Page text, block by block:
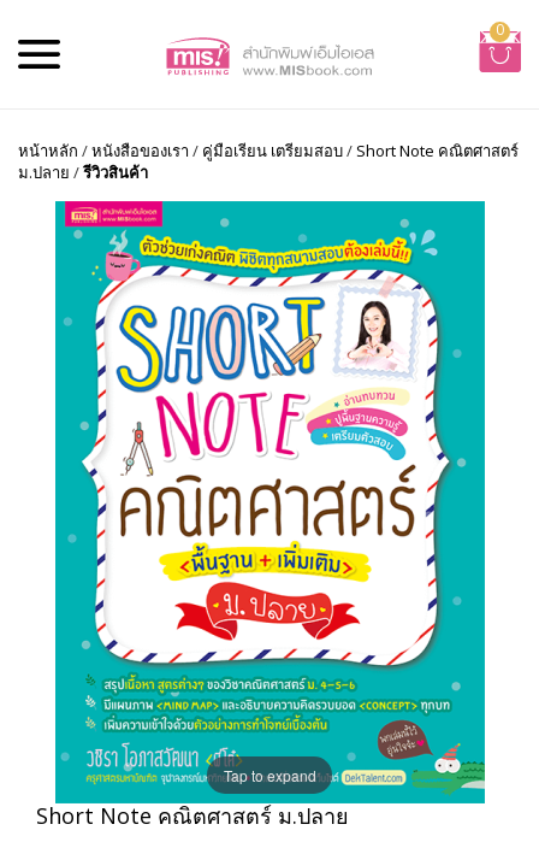
0
หน้าหลัก /หนังสือของเรา / คู่มือเรียน เตรียมสอบ/ Short Note คณิตศาสตร์
ม.ปลาย /รีวิวสินค้า
Tap to expand
Short Note คณิตศาสตร์ ม.ปลาย